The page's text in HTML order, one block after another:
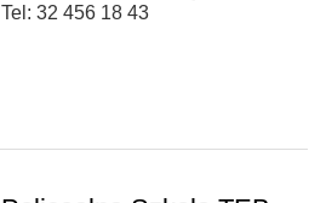
Tel: 32 456 18 43